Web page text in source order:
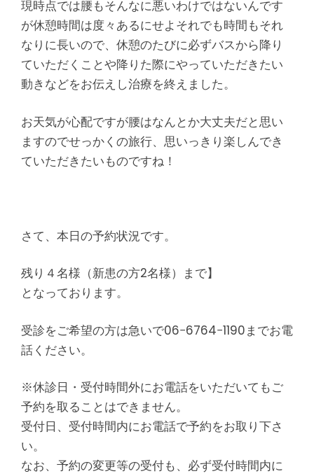
整
骨
院
現時点では腰もそんなに悪いわけではないんです
が休憩時間は度々あるにせよそれでも時間もそれ
なりに長いので、休憩のたびに必ずバスから降り
ていただくことや降りた際にやっていただきたい
動きなどをお伝えし治療を終えました。
お天気が心配ですが腰はなんとか大丈夫だと思い
ますのでせっかくの旅行、思いっきり楽しんでき
ていただきたいものですね！
さて、本日の予約状況です。
残り４名様（新患の方2名様）まで】
となっております。
受診をご希望の方は急いで06−6764−1190までお電
話ください。
※休診日・受付時間外にお電話をいただいてもご
予約を取ることはできません。
受付日、受付時間内にお電話で予約をお取り下さ
い。
なお、予約の変更等の受付も、必ず受付時間内に